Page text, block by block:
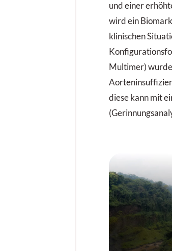
und einer
wird ein
klinischen
Multimer)
diese kann mit